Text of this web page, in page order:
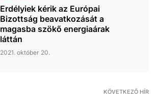
Erdélyiek kérik az Európai
Bizottság beavatkozását a
magasba szökő energiaárak
láttán
2021. október 20.
KÖVETKEZŐ HÍR